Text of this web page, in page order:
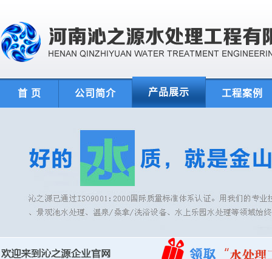
首 页 公司简介 产品展示 工程案例